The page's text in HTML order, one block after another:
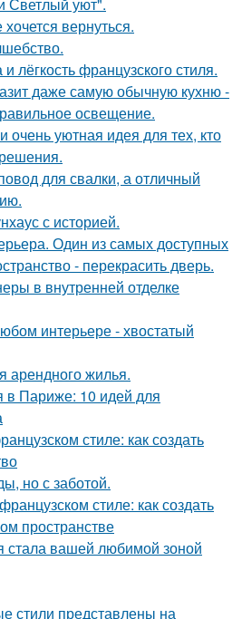
Светлый уют".
вернуться.
и лёгкость французского стиля.
даже самую обычную кухню -
освещение.
уютная идея для тех, кто
для свалки, а отличный
с историей.
Один из самых доступных
- перекрасить дверь.
в внутренней отделке
интерьере - хвостатый
арендного жилья.
в Париже: 10 идей для
стиле: как создать
но с заботой.
стиле: как создать
пространстве
стала вашей любимой зоной
стили представлены на